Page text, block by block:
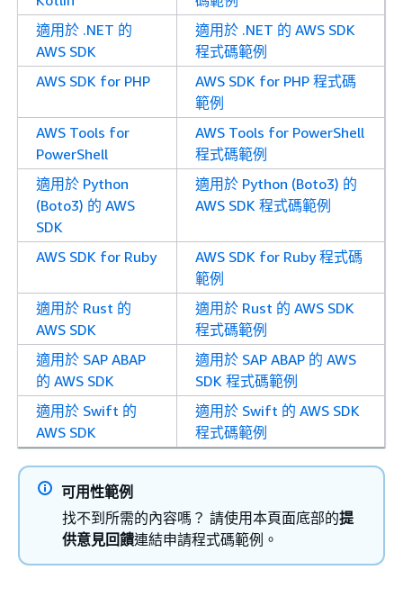
適用於 .NET 的
AWS SDK
適用於 .NET 的 AWS SDK
程式碼範例
AWS SDK for PHP
AWS SDK for PHP 程式碼
範例
AWS Tools for
PowerShell
AWS Tools for PowerShell
程式碼範例
適用於 Python
(Boto3) 的 AWS
SDK
適用於 Python (Boto3) 的
AWS SDK 程式碼範例
AWS SDK for Ruby
AWS SDK for Ruby 程式碼
範例
適用於 Rust 的
AWS SDK
適用於 Rust 的 AWS SDK
程式碼範例
適用於 SAP ABAP
的 AWS SDK
適用於 SAP ABAP 的 AWS
SDK 程式碼範例
適用於 Swift 的
AWS SDK
適用於 Swift 的 AWS SDK
程式碼範例
可用性範例
找不到所需的內容嗎？ 請使用本頁面底部的提
供意見回饋連結申請程式碼範例。